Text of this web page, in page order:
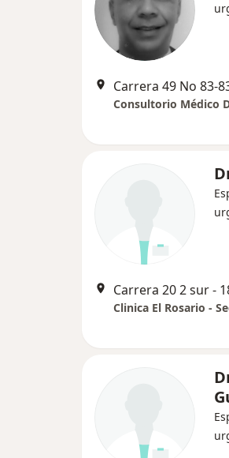
Carrera 49 No 83-
Consultorio Médico
Carrera 20 2 sur -
Clinica El Rosario -